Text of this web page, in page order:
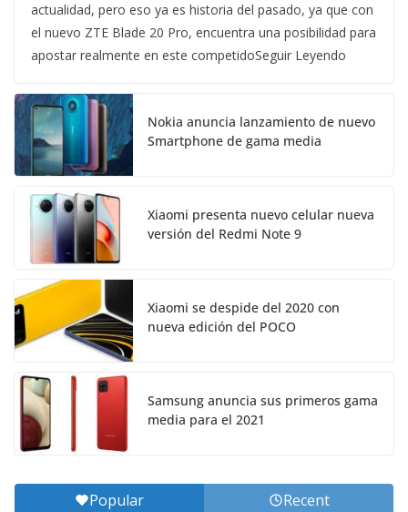
actualidad, pero eso ya es historia del pasado, ya que con
el nuevo ZTE Blade 20 Pro, encuentra una posibilidad para
apostar realmente en este competidoSeguir Leyendo
Nokia anuncia lanzamiento de nuevo
Smartphone de gama media
Xiaomi presenta nuevo celular nueva
versión del Redmi Note 9
Xiaomi se despide del 2020 con
nueva edición del POCO
Samsung anuncia sus primeros gama
media para el 2021
Popular Recent